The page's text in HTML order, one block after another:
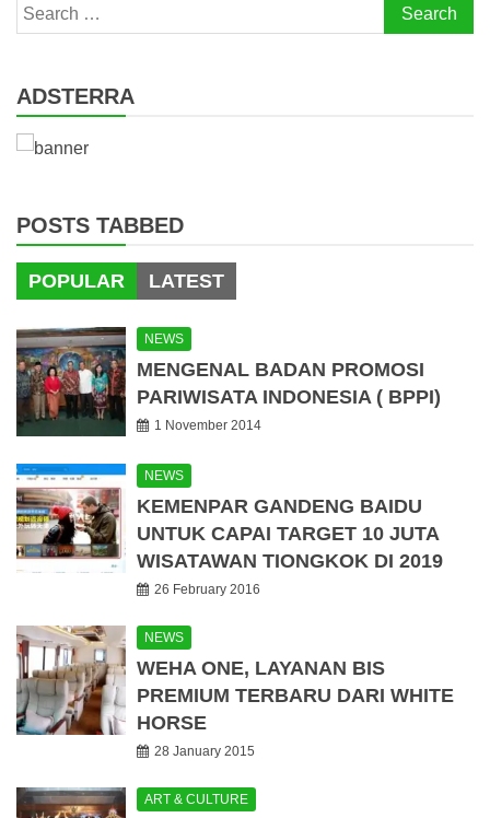
Search
for:
ADSTERRA
POSTS TABBED
POPULAR LATEST
NEWS
MENGENAL BADAN PROMOSI
PARIWISATA INDONESIA ( BPPI)
1 November 2014
NEWS
KEMENPAR GANDENG BAIDU
UNTUK CAPAI TARGET 10 JUTA
WISATAWAN TIONGKOK DI 2019
26 February 2016
NEWS
WEHA ONE, LAYANAN BIS
PREMIUM TERBARU DARI WHITE
HORSE
28 January 2015
ART & CULTURE